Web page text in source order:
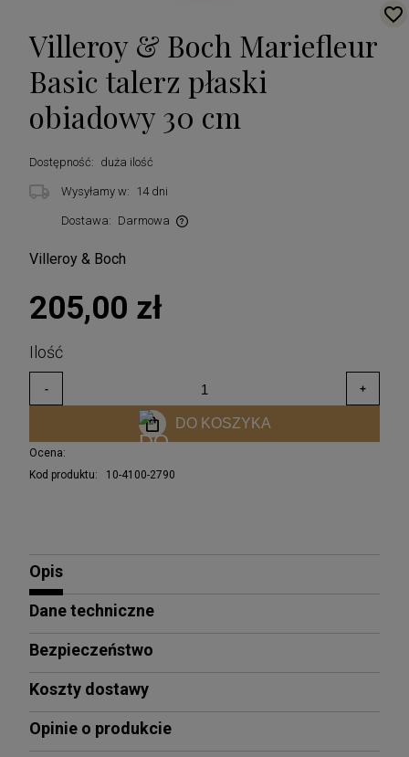
Villeroy & Boch Mariefleur
Basic talerz płaski
obiadowy 30 cm
Dostępność: duża ilość
Wysyłamy w: 14 dni
Dostawa: Darmowa
Villeroy & Boch
205,00 zł
DO KOSZYKA
Ocena:
Kod produktu:
10-4100-2790
Opis
Dane techniczne
Bezpieczeństwo
Koszty dostawy
Opinie o produkcie